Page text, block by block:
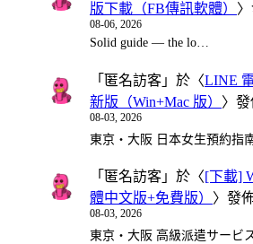
版下載（FB傳訊軟體）
08-06, 2026
Solid guide — the lo…
「 匿名訪客 」於〈LINE
新版（Win+Mac 版） 〉
08-03, 2026
東京・大阪 日本女生預約指
「 匿名訪客 」於〈[下載]
體中文版+免費版） 〉發
08-03, 2026
東京・大阪 高級派遣サービ